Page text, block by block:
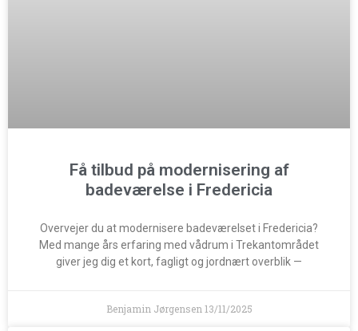
Få tilbud på modernisering af
badeværelse i Fredericia
Overvejer du at modernisere badeværelset i Fredericia?
Med mange års erfaring med vådrum i Trekantområdet
giver jeg dig et kort, fagligt og jordnært overblik —
Benjamin Jørgensen 13/11/2025